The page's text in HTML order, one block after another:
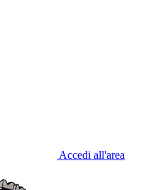
Accedi all'area